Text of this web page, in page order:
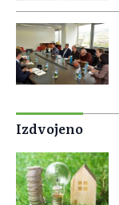
Izdvojeno